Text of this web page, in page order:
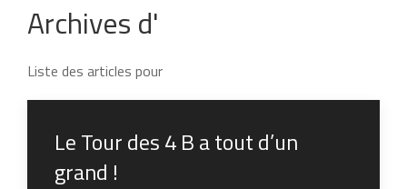
Archives d'
Liste des articles pour
Le Tour des 4 B a tout d’un
grand !